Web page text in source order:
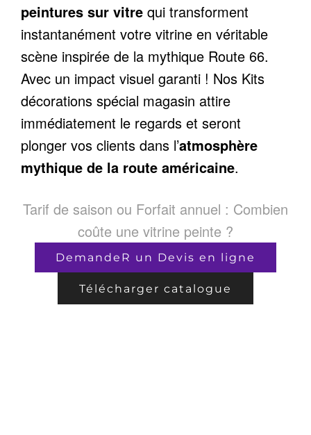
peintures sur vitre qui transforment
instantanément votre vitrine en véritable
scène inspirée de la mythique Route 66.
Avec un impact visuel garanti ! Nos Kits
décorations spécial magasin attire
immédiatement le regards et seront
plonger vos clients dans l’atmosphère
mythique de la route américaine.
Tarif de saison ou Forfait annuel : Combien
coûte une vitrine peinte ?
DemandeR un Devis en ligne
Télécharger catalogue